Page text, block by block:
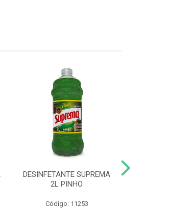
DESINFETANTE SUPREMA
2L PINHO
Código: 11253